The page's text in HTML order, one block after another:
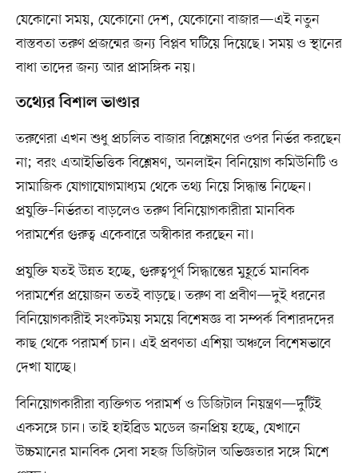
যেকোনো সময়, যেকোনো দেশ, যেকোনো বাজার—এই নতুন
বাস্তবতা তরুণ প্রজন্মের জন্য বিপ্লব ঘটিয়ে দিয়েছে। সময় ও স্থানের
বাধা তাদের জন্য আর প্রাসঙ্গিক নয়।
তথ্যের বিশাল ভাণ্ডার
তরুণেরা এখন শুধু প্রচলিত বাজার বিশ্লেষণের ওপর নির্ভর করছেন
না; বরং এআইভিত্তিক বিশ্লেষণ, অনলাইন বিনিয়োগ কমিউনিটি ও
সামাজিক যোগাযোগমাধ্যম থেকে তথ্য নিয়ে সিদ্ধান্ত নিচ্ছেন।
প্রযুক্তি–নির্ভরতা বাড়লেও তরুণ বিনিয়োগকারীরা মানবিক
পরামর্শের গুরুত্ব একেবারে অস্বীকার করছেন না।
প্রযুক্তি যতই উন্নত হচ্ছে, গুরুত্বপূর্ণ সিদ্ধান্তের মুহূর্তে মানবিক
পরামর্শের প্রয়োজন ততই বাড়ছে। তরুণ বা প্রবীণ—দুই ধরনের
বিনিয়োগকারীই সংকটময় সময়ে বিশেষজ্ঞ বা সম্পর্ক বিশারদদের
কাছ থেকে পরামর্শ চান। এই প্রবণতা এশিয়া অঞ্চলে বিশেষভাবে
দেখা যাচ্ছে।
বিনিয়োগকারীরা ব্যক্তিগত পরামর্শ ও ডিজিটাল নিয়ন্ত্রণ—দুটিই
একসঙ্গে চান। তাই হাইব্রিড মডেল জনপ্রিয় হচ্ছে, যেখানে
উচ্চমানের মানবিক সেবা সহজ ডিজিটাল অভিজ্ঞতার সঙ্গে মিশে